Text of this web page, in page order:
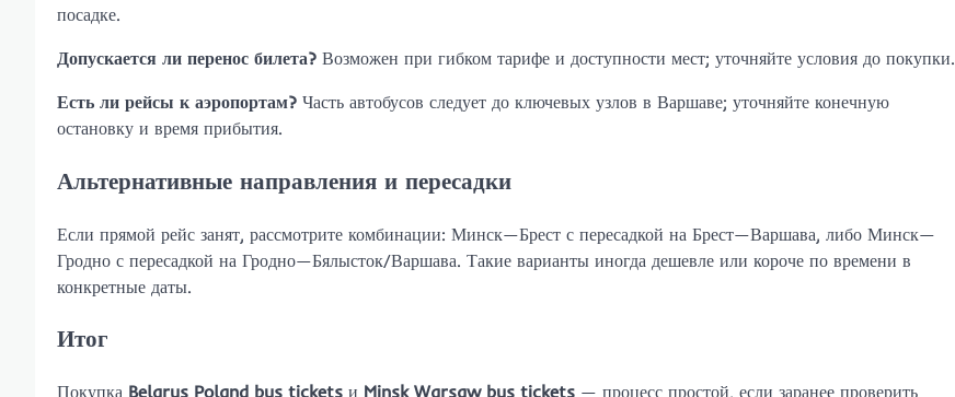
посадке.
Допускается ли перенос билета? Возможен при гибком тарифе и доступности мест; уточняйте условия до покупки.
Есть ли рейсы к аэропортам? Часть автобусов следует до ключевых узлов в Варшаве; уточняйте конечную
остановку и время прибытия.
Альтернативные направления и пересадки
Если прямой рейс занят, рассмотрите комбинации: Минск—Брест с пересадкой на Брест—Варшава, либо Минск—
Гродно с пересадкой на Гродно—Бялысток/Варшава. Такие варианты иногда дешевле или короче по времени в
конкретные даты.
Итог
Покупка Belarus Poland bus tickets и Minsk Warsaw bus tickets — процесс простой, если заранее проверить